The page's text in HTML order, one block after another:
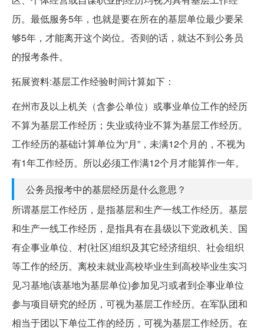
历。最低服务5年，也就是要在所在的基层单位最少要呆
够5年，才能离开这个岗位。否则的话，就达不到公务员
的报考条件。
拓展资料:基层工作经验时间计算如下：
在州市及以上机关（含参公单位）或事业单位工作的经历
不算为基层工作经历；失业或待业不算为基层工作经历。
工作经历的基础计算单位为“月”，未满12个月的，不视为
有1年工作经历。所以必须工作满12个月才能算作一年。
公务员报考中的基层经历是什么意思？
所谓基层工作经历，是指基层和生产一线工作经历。基层
和生产一线工作经历，是指具有在县级以下党政机关、国
有企事业单位、村(社区)组织及其它经济组织、社会组织
等工作的经历。离校未就业高校毕业生到高校毕业生实习
见习基地(该基地为基层单位)参加见习或者到企事业单位
参与项目研究的经历，可视为基层工作经历。在军队团和
相当于团以下单位工作的经历，可视为基层工作经历。在